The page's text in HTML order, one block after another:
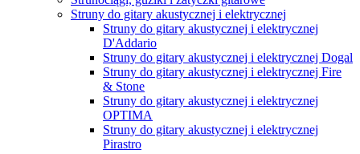
Struny do gitary akustycznej i elektrycznej
Struny do gitary akustycznej i elektrycznej
D'Addario
Struny do gitary akustycznej i elektrycznej Dogal
Struny do gitary akustycznej i elektrycznej Fire
& Stone
Struny do gitary akustycznej i elektrycznej
OPTIMA
Struny do gitary akustycznej i elektrycznej
Pirastro